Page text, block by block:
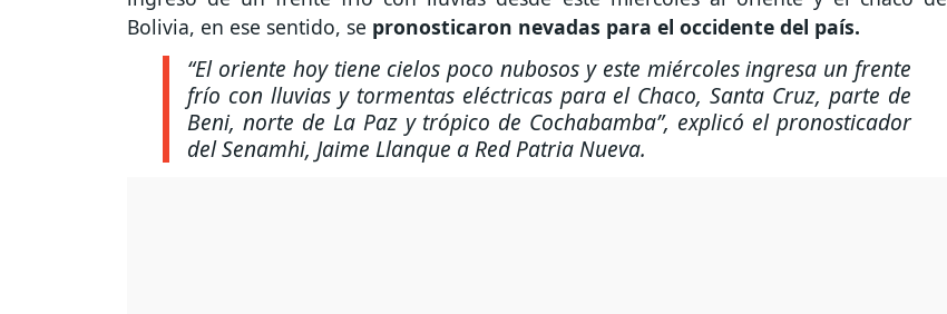
Bolivia, en ese sentido, se pronosticaron nevadas para el occidente del país.
“El oriente hoy tiene cielos poco nubosos y este miércoles ingresa un frente
frío con lluvias y tormentas eléctricas para el Chaco, Santa Cruz, parte de
Beni, norte de La Paz y trópico de Cochabamba”, explicó el pronosticador
del Senamhi, Jaime Llanque a Red Patria Nueva.